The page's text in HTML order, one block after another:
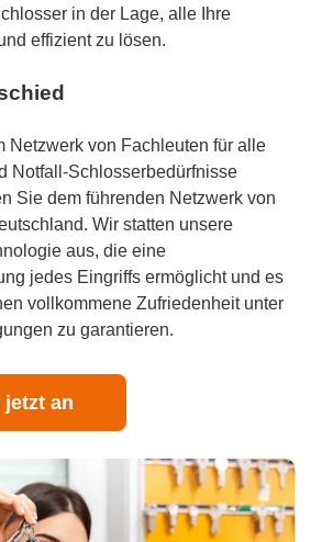
in der Lage, alle Ihre
effizient zu lösen.
Netzwerk von Fachleuten für alle
Notfall-Schlosserbedürfnisse
Sie dem führenden Netzwerk von
Wir statten unsere
aus, die eine
jedes Eingriffs ermöglicht und es
vollkommene Zufriedenheit unter
zu garantieren.
jetzt an